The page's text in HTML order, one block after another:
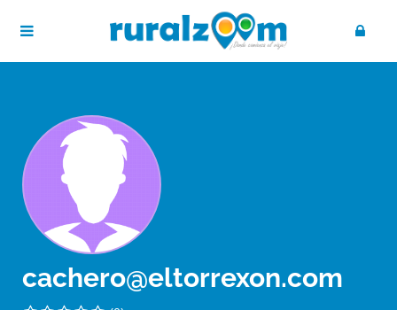
cachero@eltorrexon.com